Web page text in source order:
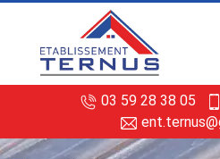
03 59 28 38 05